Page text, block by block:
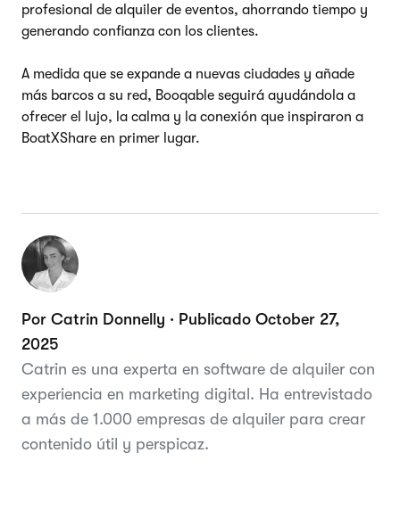
profesional de alquiler de eventos, ahorrando tiempo y
generando confianza con los clientes.
A medida que se expande a nuevas ciudades y añade
más barcos a su red, Booqable seguirá ayudándola a
ofrecer el lujo, la calma y la conexión que inspiraron a
BoatXShare en primer lugar.
Por Catrin Donnelly · Publicado October 27,
2025
Catrin es una experta en software de alquiler con
experiencia en marketing digital. Ha entrevistado
a más de 1.000 empresas de alquiler para crear
contenido útil y perspicaz.